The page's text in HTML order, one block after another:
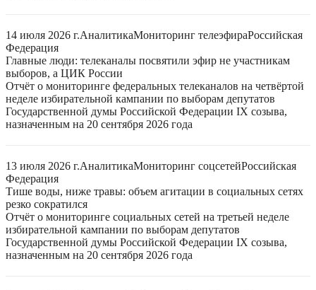
14 июля 2026 г.АналитикаМониторинг телеэфираРоссийская
Федерация
Главные люди: телеканалы посвятили эфир не участникам
выборов, а ЦИК России
Отчёт о мониторинге федеральных телеканалов на четвёртой
неделе избирательной кампании по выборам депутатов
Государственной думы Российской Федерации IX созыва,
назначенным на 20 сентября 2026 года
13 июля 2026 г.АналитикаМониторинг соцсетейРоссийская
Федерация
Тише воды, ниже травы: объем агитации в социальных сетях
резко сократился
Отчёт о мониторинге социальных сетей на третьей неделе
избирательной кампании по выборам депутатов
Государственной думы Российской Федерации IX созыва,
назначенным на 20 сентября 2026 года